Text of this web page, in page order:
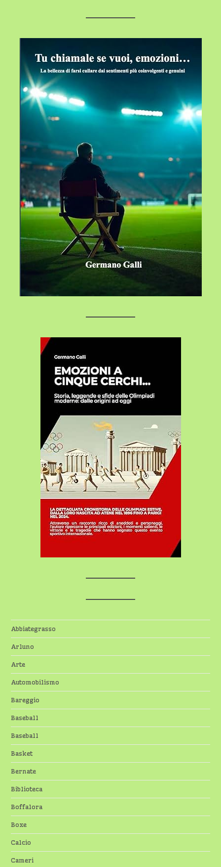
Abbiategrasso
Arluno
Arte
Automobilismo
Bareggio
Baseball
Baseball
Basket
Bernate
Biblioteca
Boffalora
Boxe
Calcio
Cameri